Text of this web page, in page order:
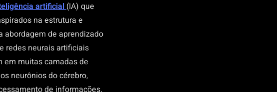
artificial(IA) que
na estrutura e
abordagem de aprendizado
redes neurais artificiais
em muitas camadas de
neurônios do cérebro,
de informações.